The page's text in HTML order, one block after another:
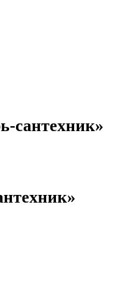
сантехник»